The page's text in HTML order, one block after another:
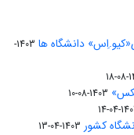
دانشگاه ها
1403-
1403-08-10
1403-
1403-04-13